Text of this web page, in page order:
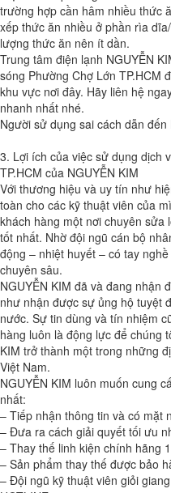
trường hợp cần hâm nhiều thức
xếp thức ăn nhiều ở phần rìa
lượng thức ăn nên ít dần.
Trung tâm điện lạnh NGUYỄN
sóng Phường Chợ Lớn TP.HCM
khu vực nơi đây. Hãy liên hệ
nhanh nhất nhé.
Người sử dụng sai cách dẫn đến
3. Lợi ích của việc sử dụng dịch
TP.HCM của NGUYỄN KIM
Với thương hiệu và uy tín như
toàn cho các kỹ thuật viên của
khách hàng một nơi chuyên sửa
tốt nhất. Nhờ đội ngũ cán bộ
động – nhiệt huyết – có tay
chuyên sâu.
NGUYỄN KIM đã và đang nhận
như nhận được sự ủng hộ tuyệt
nước. Sự tin dùng và tín nhiệm
hàng luôn là động lực để chúng
KIM trở thành một trong những
Việt Nam.
NGUYỄN KIM luôn muốn cung
nhất:
– Tiếp nhận thông tin và có mặt
– Đưa ra cách giải quyết tối ưu
– Thay thế linh kiện chính hãng
– Sản phẩm thay thế được bảo
– Đội ngũ kỹ thuật viên giỏi